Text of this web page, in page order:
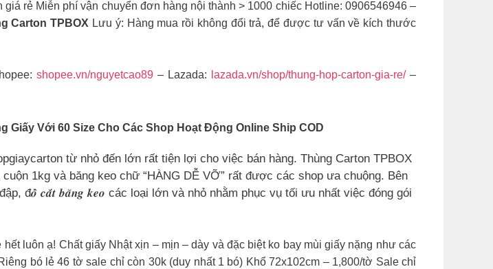
rẻ Miễn phí vận chuyển đơn hàng nội thành > 1000 chiếc Hotline: 0906546946 –
Carton TPBOX Lưu ý: Hàng mua rồi không đổi trả, để được tư vấn về kích thước
shopee.vn/nguyetcao89 – Lazada: lazada.vn/shop/thung-hop-carton-gia-re/–
Giấy Với 60 Size Cho Các Shop Hoạt Động Online Ship COD
từ nhỏ đến lớn rất tiện lợi cho việc bán hàng. Thùng Carton TPBOX
1kg và băng keo chữ “HÀNG DỄ VỠ” rất được các shop ưa chuộng. Bên
đ𝒐̂̀ 𝒄𝒂̆́𝒕 𝒃𝒂̆𝒏𝒈 𝒌𝒆𝒐 các loại lớn và nhỏ nhằm phục vụ tối ưu nhất việc đóng gói
luôn ạ! Chất giấy Nhật xịn – mịn – dày và đặc biệt ko bay mùi giấy nặng như các
bó lẻ 46 tờ sale chỉ còn 30k (duy nhất 1 bó) Khổ 72x102cm – 1,800/tờ Sale chỉ